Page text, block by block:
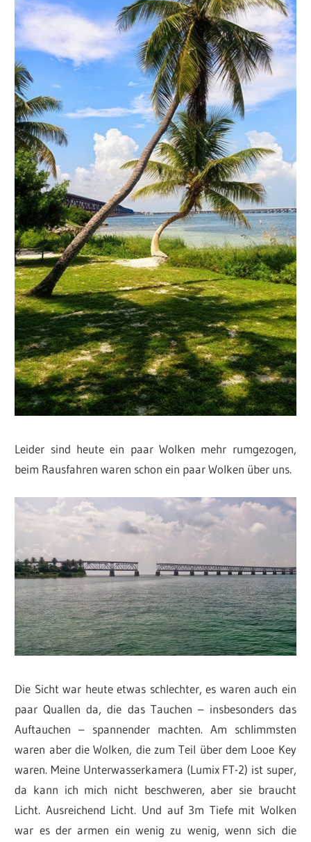
Leider sind heute ein paar Wolken mehr rumgezogen,
beim Rausfahren waren schon ein paar Wolken über uns.
Die Sicht war heute etwas schlechter, es waren auch ein
paar Quallen da, die das Tauchen – insbesonders das
Auftauchen – spannender machten. Am schlimmsten
waren aber die Wolken, die zum Teil über dem Looe Key
waren. Meine Unterwasserkamera (Lumix FT-2) ist super,
da kann ich mich nicht beschweren, aber sie braucht
Licht. Ausreichend Licht. Und auf 3m Tiefe mit Wolken
war es der armen ein wenig zu wenig, wenn sich die